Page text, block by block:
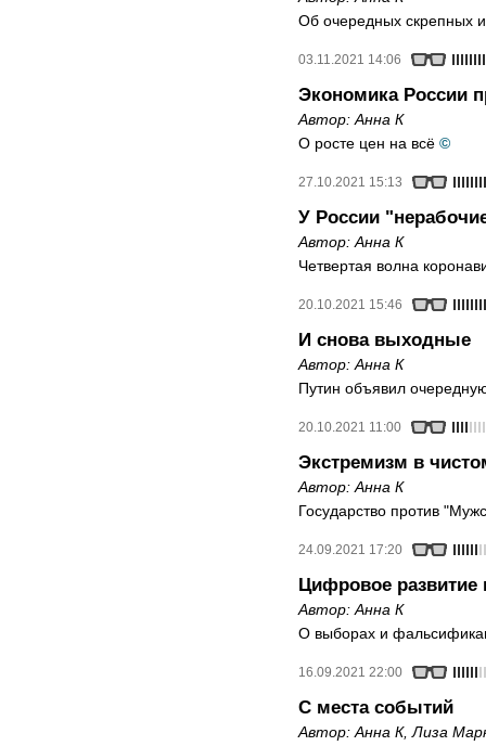
Об очередных скрепных
03.11.2021 14:06
Экономика России
Автор: Анна К
О росте цен на всё ©
27.10.2021 15:13
У России
Автор: Анна К
Четвертая волна
20.10.2021 15:46
И снова выходные
Автор: Анна К
Путин объявил
20.10.2021 11:00
Экстремизм в
Автор: Анна К
Государство против
24.09.2021 17:20
Цифровое развитие
Автор: Анна К
О выборах и
16.09.2021 22:00
С места событий
Автор: Анна К, Лиза